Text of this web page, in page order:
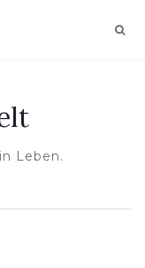
Leben.